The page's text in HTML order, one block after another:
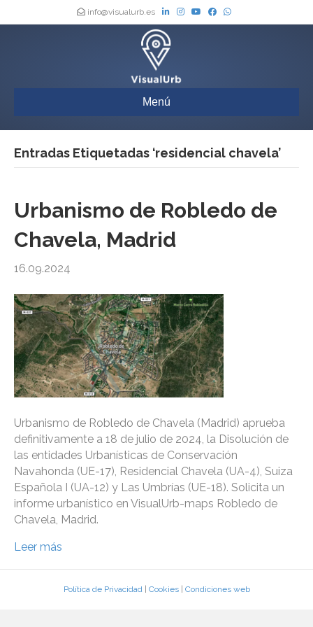
info@visualurb.es
Menú
Entradas Etiquetadas ‘residencial chavela’
Urbanismo de Robledo de
Chavela, Madrid
16.09.2024
Urbanismo de Robledo de Chavela (Madrid) aprueba
definitivamente a 18 de julio de 2024, la Disolución de
las entidades Urbanísticas de Conservación
Navahonda (UE-17), Residencial Chavela (UA-4), Suiza
Española I (UA-12) y Las Umbrías (UE-18). Solicita un
informe urbanístico en VisualUrb-maps Robledo de
Chavela, Madrid.
Leer más
Política de Privacidad| Cookies| Condiciones web